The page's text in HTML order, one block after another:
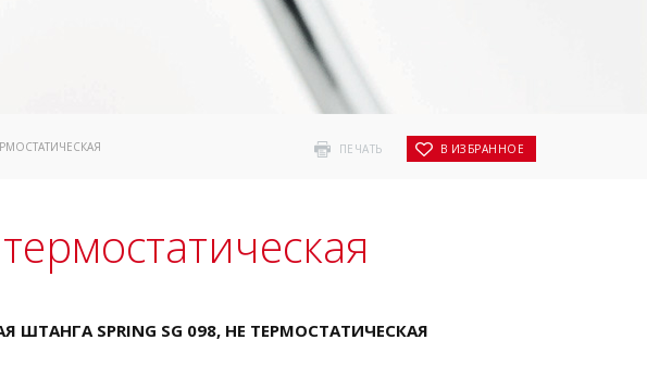
ПЕЧАТЬ В ИЗБРАННОЕ
ШТАНГА SPRING SG 098, НЕ ТЕРМОСТАТИЧЕСКАЯ